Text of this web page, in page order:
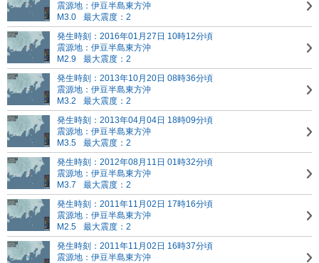
震源地：伊豆半島東方沖
M3.0
最大震度：2
発生時刻：2016年01月27日 10時12分頃
震源地：伊豆半島東方沖
M2.9
最大震度：2
発生時刻：2013年10月20日 08時36分頃
震源地：伊豆半島東方沖
M3.2
最大震度：2
発生時刻：2013年04月04日 18時09分頃
震源地：伊豆半島東方沖
M3.5
最大震度：2
発生時刻：2012年08月11日 01時32分頃
震源地：伊豆半島東方沖
M3.7
最大震度：2
発生時刻：2011年11月02日 17時16分頃
震源地：伊豆半島東方沖
M2.5
最大震度：2
発生時刻：2011年11月02日 16時37分頃
震源地：伊豆半島東方沖